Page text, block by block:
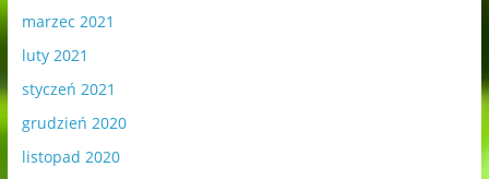
marzec 2021
luty 2021
styczeń 2021
grudzień 2020
listopad 2020